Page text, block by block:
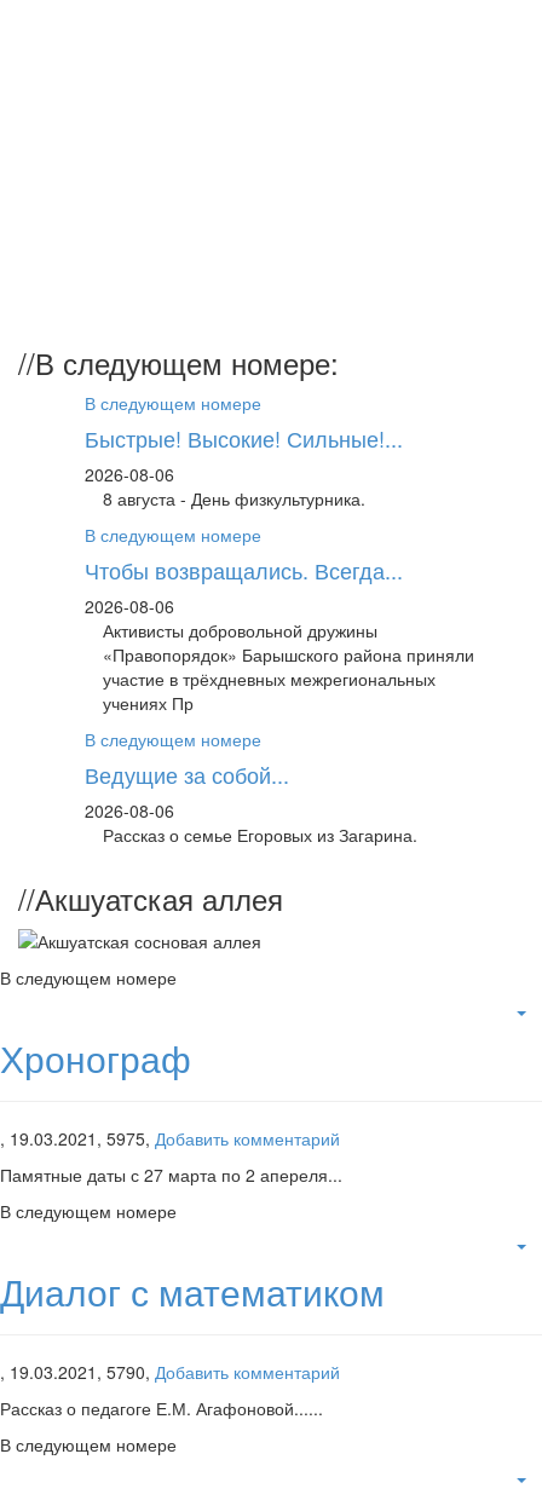
//В следующем номере:
В следующем номере
Быстрые! Высокие! Сильные!...
2026-08-06
8 августа - День физкультурника.
В следующем номере
Чтобы возвращались. Всегда...
2026-08-06
Активисты добровольной дружины
«Правопорядок» Барышского района приняли
участие в трёхдневных межрегиональных
учениях Пр
В следующем номере
Ведущие за собой...
2026-08-06
Рассказ о семье Егоровых из Загарина.
//Акшуатская аллея
В следующем номере
Хронограф
, 19.03.2021, 5975, Добавить комментарий
Памятные даты с 27 марта по 2 апереля...
В следующем номере
Диалог с математиком
, 19.03.2021, 5790, Добавить комментарий
Рассказ о педагоге Е.М. Агафоновой......
В следующем номере